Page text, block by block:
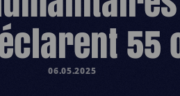
55
06.05.2025